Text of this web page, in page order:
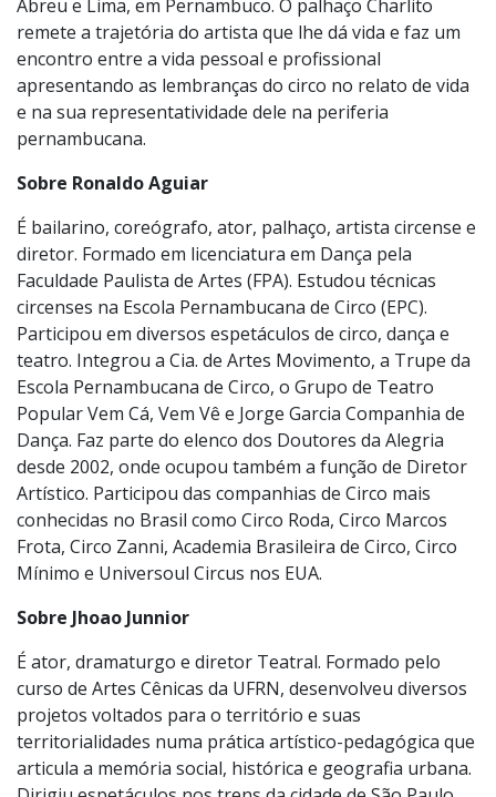
aborda camadas autobiográficas de Ronaldo Aguiar,
ator e idealizados da peça, e seu encontro quando
criança com o circo no bairro de Caétes 01, na cidade de
Abreu e Lima, em Pernambuco. O palhaço Charlito
remete a trajetória do artista que lhe dá vida e faz um
encontro entre a vida pessoal e profissional
apresentando as lembranças do circo no relato de vida
e na sua representatividade dele na periferia
pernambucana.
Sobre Ronaldo Aguiar
É bailarino, coreógrafo, ator, palhaço, artista circense e
diretor. Formado em licenciatura em Dança pela
Faculdade Paulista de Artes (FPA). Estudou técnicas
circenses na Escola Pernambucana de Circo (EPC).
Participou em diversos espetáculos de circo, dança e
teatro. Integrou a Cia. de Artes Movimento, a Trupe da
Escola Pernambucana de Circo, o Grupo de Teatro
Popular Vem Cá, Vem Vê e Jorge Garcia Companhia de
Dança. Faz parte do elenco dos Doutores da Alegria
desde 2002, onde ocupou também a função de Diretor
Artístico. Participou das companhias de Circo mais
conhecidas no Brasil como Circo Roda, Circo Marcos
Frota, Circo Zanni, Academia Brasileira de Circo, Circo
Mínimo e Universoul Circus nos EUA.
Sobre Jhoao Junnior
É ator, dramaturgo e diretor Teatral. Formado pelo
curso de Artes Cênicas da UFRN, desenvolveu diversos